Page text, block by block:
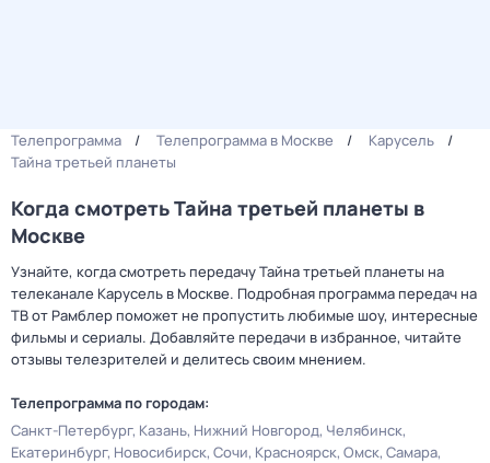
Телепрограмма Телепрограмма в Москве
Карусель
Тайна третьей планеты
Когда смотреть Тайна третьей планеты в
Москве
Узнайте, когда смотреть передачу Тайна третьей планеты на
телеканале Карусель в Москве. Подробная программа передач на
ТВ от Рамблер поможет не пропустить любимые шоу, интересные
фильмы и сериалы. Добавляйте передачи в избранное, читайте
отзывы телезрителей и делитесь своим мнением.
Телепрограмма по городам:
Санкт-Петербург Казань Нижний Новгород Челябинск
Екатеринбург Новосибирск Сочи Красноярск Омск Самара